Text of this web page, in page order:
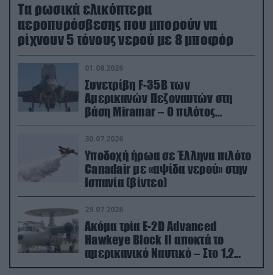
Τα ρωσικά ελικόπτερα
αεροπυρόσβεσης που μπορούν να
ρίχνουν 5 τόνους νερού με 8 μποφόρ
01.08.2026
Συνετρίβη F-35B των
Αμερικανών Πεζοναυτών στη
βάση Miramar – Ο πιλότος
εκτινάχθηκε εγκαίρως
30.07.2026
Υποδοχή ήρωα σε Έλληνα πιλότο
Canadair με «αψίδα νερού» στην
Ισπανία (βίντεο)
29.07.2026
Ακόμα τρία E-2D Advanced
Hawkeye Block II αποκτά το
αμερικανικό Ναυτικό – Στο 1,2
δισ.δολάρια το κόστος